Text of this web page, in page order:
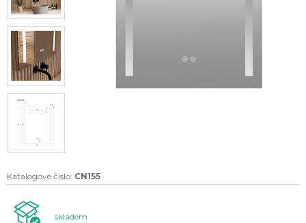
Katalogové číslo: CN155
skladem